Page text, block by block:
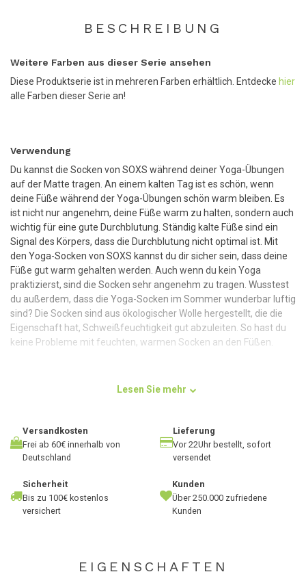
BESCHREIBUNG
Weitere Farben aus dieser Serie ansehen
Diese Produktserie ist in mehreren Farben erhältlich. Entdecke hier
alle Farben dieser Serie an!
Verwendung
Du kannst die Socken von SOXS während deiner Yoga-Übungen
auf der Matte tragen. An einem kalten Tag ist es schön, wenn
deine Füße während der Yoga-Übungen schön warm bleiben. Es
ist nicht nur angenehm, deine Füße warm zu halten, sondern auch
wichtig für eine gute Durchblutung. Ständig kalte Füße sind ein
Signal des Körpers, dass die Durchblutung nicht optimal ist. Mit
den Yoga-Socken von SOXS kannst du dir sicher sein, dass deine
Füße gut warm gehalten werden. Auch wenn du kein Yoga
praktizierst, sind die Socken sehr angenehm zu tragen. Wusstest
du außerdem, dass die Yoga-Socken im Sommer wunderbar luftig
sind? Die Socken sind aus ökologischer Wolle hergestellt, die die
Eigenschaft hat, Schweißfeuchtigkeit gut abzuleiten. So hast du
keine Probleme mit feuchten, warmen Socken an den Füßen.
Unterseite der Yoga-Socken ist rutschfest, sodass du mit diesen
Die rutschfesten Socken sind aus ökologischer Wolle hergestellt.
Dies ist aus verschiedenen Gründen eine sehr nachhaltige Wahl für
die Verwendung von Socken. Aufgrund des Materials bleiben die
elastischem Polyamid in den Socken. Dadurch bleiben die Socken
Lesen Sie mehr
Versandkosten
Frei ab 60€ innerhalb von
Deutschland
Lieferung
Vor 22Uhr bestellt, sofort
versendet
Sicherheit
Bis zu 100€ kostenlos
versichert
Kunden
Über 250.000 zufriedene
Kunden
EIGENSCHAFTEN